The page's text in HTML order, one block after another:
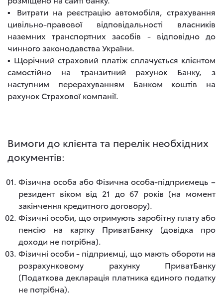
▪ Витрати на реєстрацію автомобіля, страхування
цивільно-правової відповідальності власників
наземних транспортних засобів - відповідно до
чинного законодавства України.
▪ Щорічний страховий платіж сплачується клієнтом
самостійно на транзитний рахунок Банку, з
наступним перерахуванням Банком коштів на
рахунок Страхової компанії.
Вимоги до клієнта та перелік необхідних
документів:
Фізична особа або Фізична особа-підприємець –
резидент віком від 21 до 67 років (на момент
закінчення кредитного договору).
Фізичні особи, що отримують заробітну плату або
пенсію на картку ПриватБанку (довідка про
доходи не потрібна).
Фізичні особи - підприємці, що мають обороти на
розрахунковому рахунку ПриватБанку
(Податкова декларація платника єдиного податку
не потрібна).